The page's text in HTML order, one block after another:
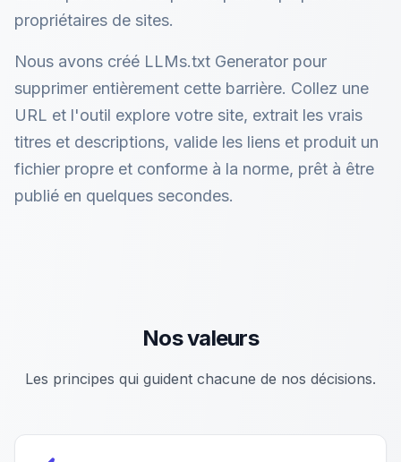
propriétaires de sites.
Nous avons créé LLMs.txt Generator pour
supprimer entièrement cette barrière. Collez une
URL et l'outil explore votre site, extrait les vrais
titres et descriptions, valide les liens et produit un
fichier propre et conforme à la norme, prêt à être
publié en quelques secondes.
Nos valeurs
Les principes qui guident chacune de nos décisions.